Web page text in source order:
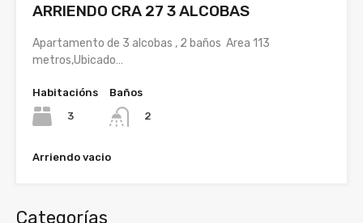
ARRIENDO CRA 27 3 ALCOBAS
Apartamento de 3 alcobas , 2 baños Area 113
metros,Ubicado…
Habitacións
3
Baños
2
Arriendo vacio
Categorías